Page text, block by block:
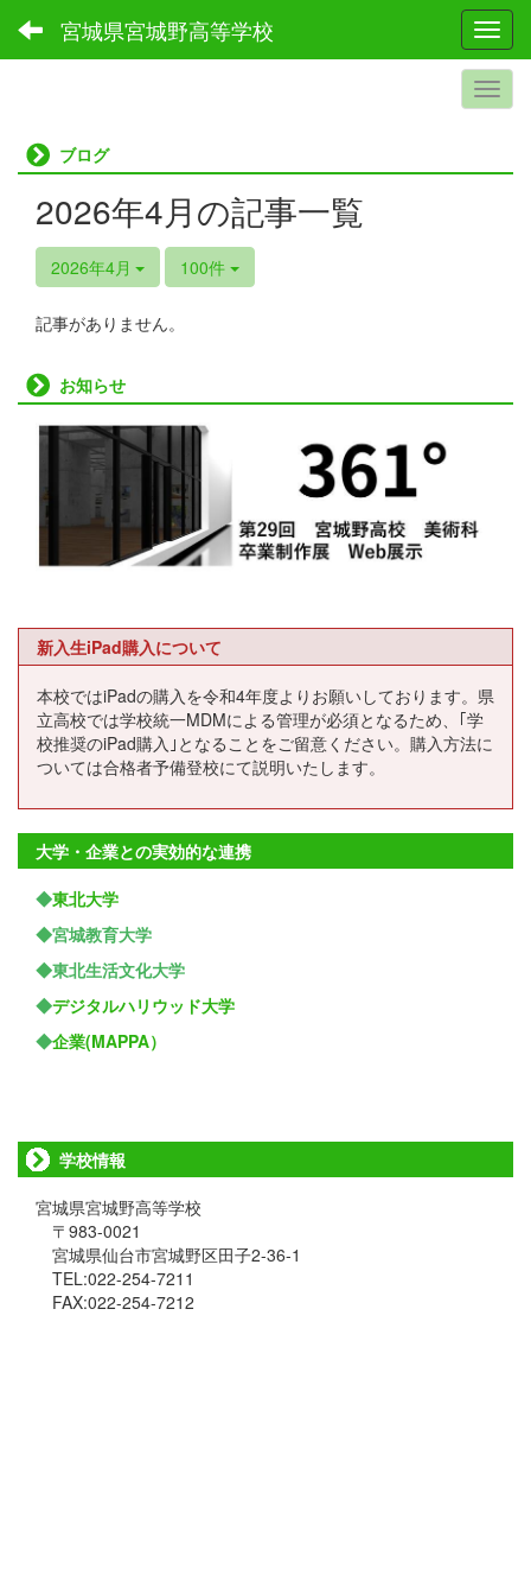
宮城県宮城野高等学校
ブログ
2026年4月の記事一覧
2026年4月 100件
記事がありません。
お知らせ
新入生iPad購入について
本校ではiPadの購入を令和4年度よりお願いしております。県
立高校では学校統一MDMによる管理が必須となるため、｢学
校推奨のiPad購入｣となることをご留意ください。購入方法に
ついては合格者予備登校にて説明いたします。
大学・企業との実効的な連携
◆東北大学
◆宮城教育大学
◆東北生活文化大学
◆デジタルハリウッド大学
◆企業(MAPPA）
学校情報
宮城県宮城野高等学校
〒983-0021
宮城県仙台市宮城野区田子2-36-1
TEL:022-254-7211
FAX:022-254-7212